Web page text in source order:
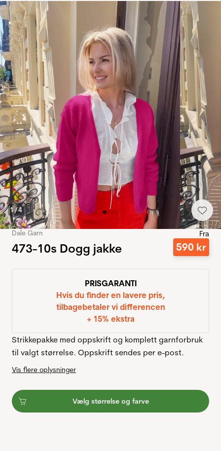
1/4
Dale Garn
473-10s Dogg jakke
Fra
590 kr
PRISGARANTI
Hvis du finder en lavere pris,
tilbagebetaler vi differencen
+ 15% ekstra
Strikkepakke med oppskrift og komplett garnforbruk
til valgt størrelse. Oppskrift sendes per e-post.
Vis flere oplysninger
Vælg størrelse og farve